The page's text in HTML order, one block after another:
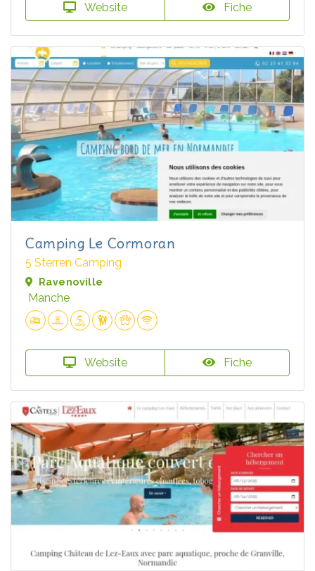
Website Fiche
Camping Le Cormoran
5 Sterren Camping
Ravenoville
Manche
Website Fiche